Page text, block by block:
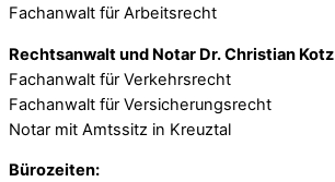
Fachanwalt für Arbeitsrecht
Rechtsanwalt und Notar Dr. Christian Kotz
Fachanwalt für Verkehrsrecht
Fachanwalt für Versicherungsrecht
Notar mit Amtssitz in Kreuztal
Bürozeiten: